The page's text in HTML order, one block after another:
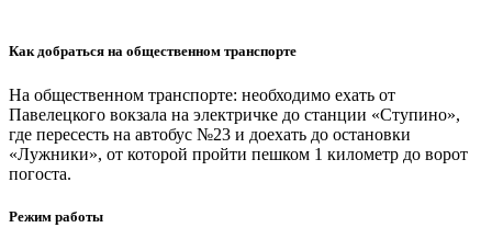
Как добраться на общественном транспорте
На общественном транспорте: необходимо ехать от
Павелецкого вокзала на электричке до станции «Ступино»,
где пересесть на автобус №23 и доехать до остановки
«Лужники», от которой пройти пешком 1 километр до ворот
погоста.
Режим работы